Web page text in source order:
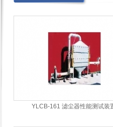
YLCB-161 滤尘器性能测试装